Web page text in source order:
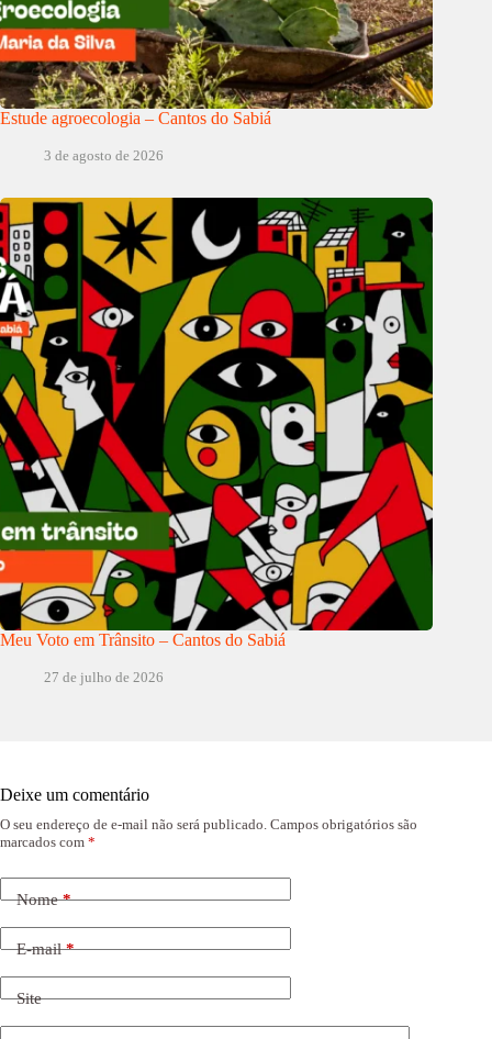
Estude agroecologia – Cantos do Sabiá
3 de agosto de 2026
Meu Voto em Trânsito – Cantos do Sabiá
27 de julho de 2026
Deixe um comentário
O seu endereço de e-mail não será publicado. Campos obrigatórios são
marcados com *
Nome*
E-mail*
Site